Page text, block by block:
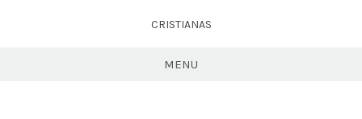
CRISTIANAS
MENU